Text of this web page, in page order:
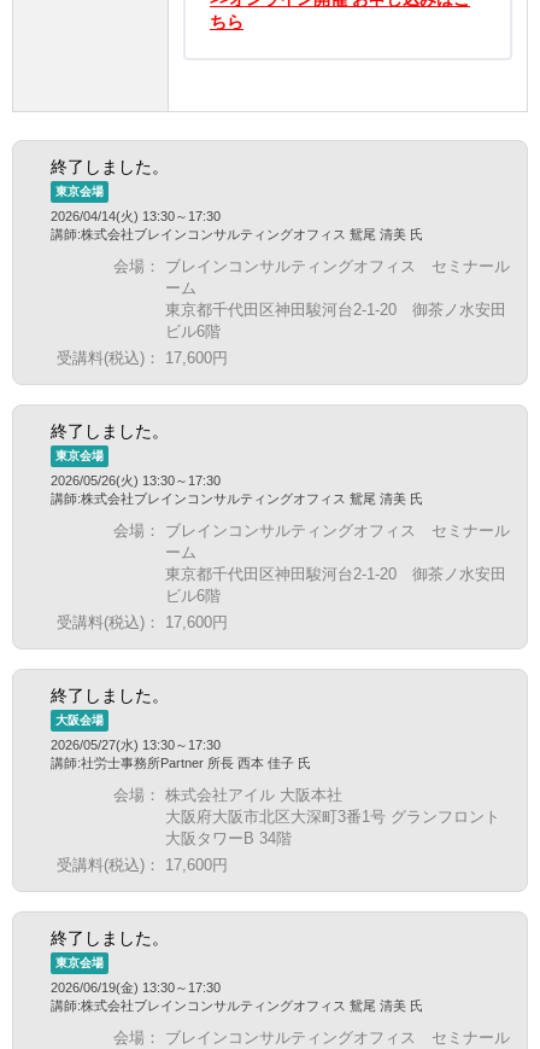
ちら
終了しました。
東京会場
2026/04/14(火) 13:30～17:30
講師:株式会社ブレインコンサルティングオフィス 鴛尾 清美 氏
会場：
ブレインコンサルティングオフィス セミナール
ーム
東京都千代田区神田駿河台2-1-20 御茶ノ水安田
ビル6階
受講料(税込)：
17,600円
終了しました。
東京会場
2026/05/26(火) 13:30～17:30
講師:株式会社ブレインコンサルティングオフィス 鴛尾 清美 氏
会場：
ブレインコンサルティングオフィス セミナール
ーム
東京都千代田区神田駿河台2-1-20 御茶ノ水安田
ビル6階
受講料(税込)：
17,600円
終了しました。
大阪会場
2026/05/27(水) 13:30～17:30
講師:社労士事務所Partner 所長 西本 佳子 氏
会場：
株式会社アイル 大阪本社
大阪府大阪市北区大深町3番1号 グランフロント
大阪タワーB 34階
受講料(税込)：
17,600円
終了しました。
東京会場
2026/06/19(金) 13:30～17:30
講師:株式会社ブレインコンサルティングオフィス 鴛尾 清美 氏
会場：
ブレインコンサルティングオフィス セミナール